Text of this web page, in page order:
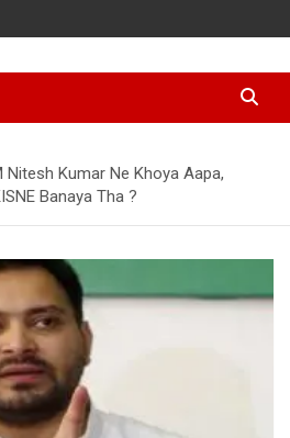
Kumar Ne Khoya Aapa,
Banaya Tha ?